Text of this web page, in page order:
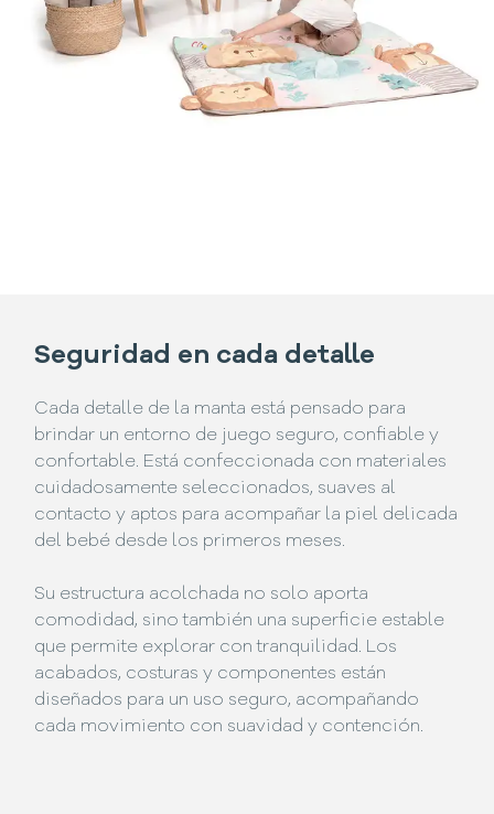
Seguridad en cada detalle
Cada detalle de la manta está pensado para
brindar un entorno de juego seguro, confiable y
confortable. Está confeccionada con materiales
cuidadosamente seleccionados, suaves al
contacto y aptos para acompañar la piel delicada
del bebé desde los primeros meses.
Su estructura acolchada no solo aporta
comodidad, sino también una superficie estable
que permite explorar con tranquilidad. Los
acabados, costuras y componentes están
diseñados para un uso seguro, acompañando
cada movimiento con suavidad y contención.